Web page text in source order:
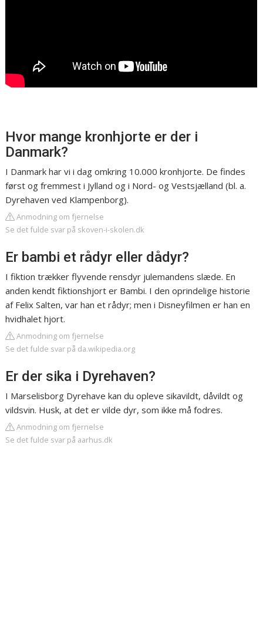
Hvor mange kronhjorte er der i
Danmark?
I Danmark har vi i dag omkring 10.000 kronhjorte. De findes
først og fremmest i Jylland og i Nord- og Vestsjælland (bl. a.
Dyrehaven ved Klampenborg).
Anmodning om fjernelse
Se det fulde svar på skoven-i-skolen.dk
Er bambi et rådyr eller dådyr?
I fiktion trækker flyvende rensdyr julemandens slæde. En
anden kendt fiktionshjort er Bambi. I den oprindelige historie
af Felix Salten, var han et rådyr; men i Disneyfilmen er han en
hvidhalet hjort.
Anmodning om fjernelse
Se det fulde svar på da.wikipedia.org
Er der sika i Dyrehaven?
I Marselisborg Dyrehave kan du opleve sikavildt, dåvildt og
vildsvin. Husk, at det er vilde dyr, som ikke må fodres.
Anmodning om fjernelse
Se det fulde svar på aarhus.dk